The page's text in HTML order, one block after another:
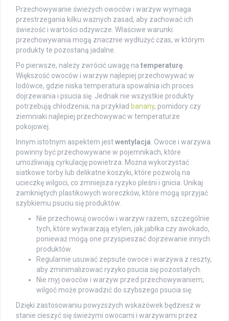
Przechowywanie świeżych owoców i warzyw wymaga
przestrzegania kilku ważnych zasad, aby zachować ich
świeżość i wartości odżywcze. Właściwe warunki
przechowywania mogą znacznie wydłużyć czas, w którym
produkty te pozostaną jadalne.
Po pierwsze, należy zwrócić uwagę na temperaturę.
Większość owoców i warzyw najlepiej przechowywać w
lodówce, gdzie niska temperatura spowalnia ich proces
dojrzewania i psucia się. Jednak nie wszystkie produkty
potrzebują chłodzenia; na przykład banany, pomidory czy
ziemniaki najlepiej przechowywać w temperaturze
pokojowej.
Innym istotnym aspektem jestwentylacja. Owoce i warzywa
powinny być przechowywane w pojemnikach, które
umożliwiają cyrkulację powietrza. Można wykorzystać
siatkowe torby lub delikatne koszyki, które pozwolą na
ucieczkę wilgoci, co zmniejsza ryzyko pleśni i gnicia. Unikaj
zamkniętych plastikowych woreczków, które mogą sprzyjać
szybkiemu psuciu się produktów.
Nie przechowuj owoców i warzyw razem, szczególnie
tych, które wytwarzają etylen, jak jabłka czy awokado,
ponieważ mogą one przyspieszać dojrzewanie innych
produktów.
Regularnie usuwać zepsute owoce i warzywa z reszty,
aby zminimalizować ryzyko psucia się pozostałych.
Nie myj owoców i warzyw przed przechowywaniem;
wilgoć może prowadzić do szybszego psucia się.
Dzięki zastosowaniu powyższych wskazówek będziesz w
stanie cieszyć się świeżymi owocami i warzywami przez